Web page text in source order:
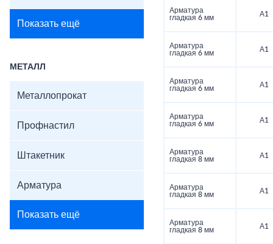
Показать ещё
МЕТАЛЛ
Металлопрокат
Профнастил
Штакетник
Арматура
Показать ещё
Арматура
гладкая 6 мм
А1
Арматура
гладкая 6 мм
А1
Арматура
гладкая 6 мм
А1
Арматура
гладкая 6 мм
А1
Арматура
гладкая 8 мм
А1
Арматура
гладкая 8 мм
А1
Арматура
гладкая 8 мм
А1